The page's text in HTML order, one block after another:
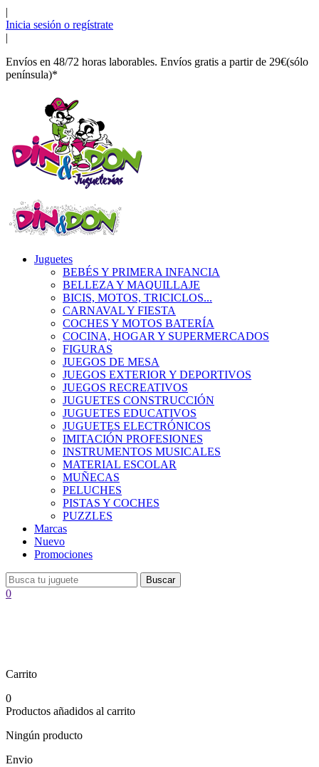
|
Inicia sesión o regístrate
|
Envíos en 48/72 horas laborables. Envíos gratis a partir de 29€(sólo
península)*
Juguetes
BEBÉS Y PRIMERA INFANCIA
BELLEZA Y MAQUILLAJE
BICIS, MOTOS, TRICICLOS...
CARNAVAL Y FIESTA
COCHES Y MOTOS BATERÍA
COCINA, HOGAR Y SUPERMERCADOS
FIGURAS
JUEGOS DE MESA
JUEGOS EXTERIOR Y DEPORTIVOS
JUEGOS RECREATIVOS
JUGUETES CONSTRUCCIÓN
JUGUETES EDUCATIVOS
JUGUETES ELECTRÓNICOS
IMITACIÓN PROFESIONES
INSTRUMENTOS MUSICALES
MATERIAL ESCOLAR
MUÑECAS
PELUCHES
PISTAS Y COCHES
PUZZLES
Marcas
Nuevo
Promociones
Buscar
0
Carrito
0
Productos añadidos al carrito
Ningún producto
Envio